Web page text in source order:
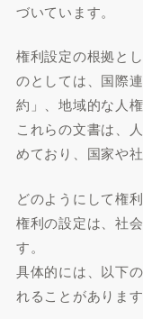
づいています。
権利設定の根拠と
のとしては、国際
約」、地域的な人
これらの文書は、
めており、国家や
どのようにして権
権利の設定は、社
す。
具体的には、以下
れることがあります